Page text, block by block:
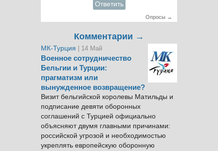
Ответить
Опросы →
Комментарии →
МК-Турция | 14 Май
Военное сотрудничество
Бельгии и Турции:
прагматизм или
вынужденное возвращение?
Визит бельгийской королевы Матильды и
подписание девяти оборонных
соглашений с Турцией официально
объясняют двумя главными причинами:
российской угрозой и необходимостью
укреплять европейскую оборонную